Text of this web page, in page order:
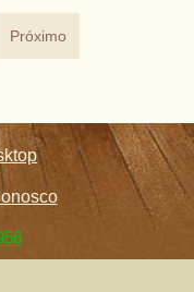
Próximo